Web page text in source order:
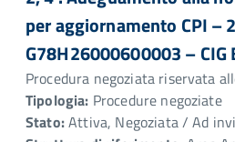
per aggiornamento CPI –
G78H26000600003 – CIG
Procedura negoziata riservata
Tipologia: Procedure negoziate
Stato:Attiva, Negoziata / Ad